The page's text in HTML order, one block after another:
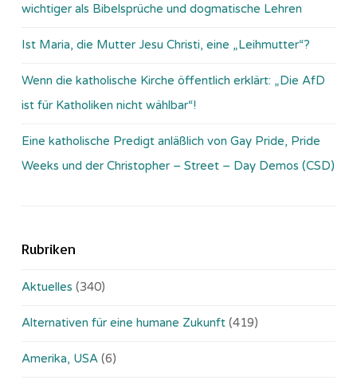
wichtiger als Bibelsprüche und dogmatische Lehren
Ist Maria, die Mutter Jesu Christi, eine „Leihmutter“?
Wenn die katholische Kirche öffentlich erklärt: „Die AfD
ist für Katholiken nicht wählbar“!
Eine katholische Predigt anläßlich von Gay Pride, Pride
Weeks und der Christopher – Street – Day Demos (CSD)
Rubriken
Aktuelles (340)
Alternativen für eine humane Zukunft (419)
Amerika, USA (6)